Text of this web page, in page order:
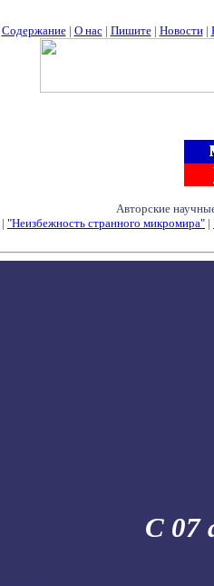
Содержание| О нас| Пишите| Новости|
Авторские
| "Неизбежность странного микромира" |
С 07